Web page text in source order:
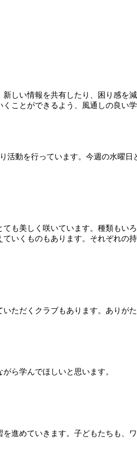
しい情報を共有したり、困り感を
ことができるよう、風通しの良い
動を行っています。今週の水曜日
も美しく咲いています。種類もい
いくものもあります。それぞれの
ただくクラブもあります。ありが
ら学んでほしいと思います。
進めていきます。子どもたちも、